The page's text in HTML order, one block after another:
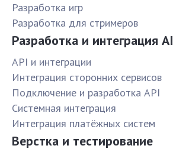
Разработка игр
Разработка для стримеров
Разработка и интеграция AI
API и интеграции
Интеграция сторонних сервисов
Подключение и разработка API
Системная интеграция
Интеграция платёжных систем
Верстка и тестирование